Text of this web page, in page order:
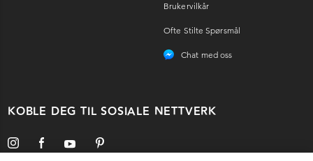
Brukervilkår
Ofte Stilte Spørsmål
Chat med oss
KOBLE DEG TIL SOSIALE NETTVERK